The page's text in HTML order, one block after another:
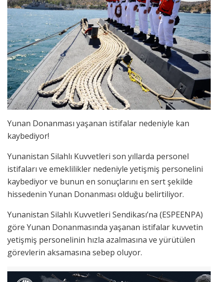
Yunan Donanması yaşanan istifalar nedeniyle kan
kaybediyor!
Yunanistan Silahlı Kuvvetleri son yıllarda personel
istifaları ve emeklilikler nedeniyle yetişmiş personelini
kaybediyor ve bunun en sonuçlarını en sert şekilde
hissedenin Yunan Donanması olduğu belirtiliyor.
Yunanistan Silahlı Kuvvetleri Sendikası’na (ESPEENPA)
göre Yunan Donanmasında yaşanan istifalar kuvvetin
yetişmiş personelinin hızla azalmasına ve yürütülen
görevlerin aksamasına sebep oluyor.